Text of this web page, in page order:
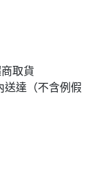
取貨
送達（不含例假